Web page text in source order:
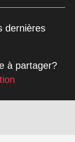
dernières
à partager?